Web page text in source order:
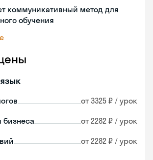
коммуникативный метод для
обучения
от 3325 ₽ / урок
бизнеса от 2282 ₽ / урок
от 2282 ₽ / урок